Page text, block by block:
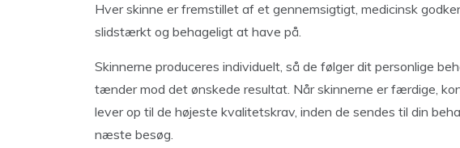
Hver skinne er fremstillet af et gennemsigtigt, medicinsk
slidstærkt og behageligt at have på.
Skinnerne produceres individuelt, så de følger dit personlige
tænder mod det ønskede resultat. Når skinnerne er færdige,
lever op til de højeste kvalitetskrav, inden de sendes til din
næste besøg.